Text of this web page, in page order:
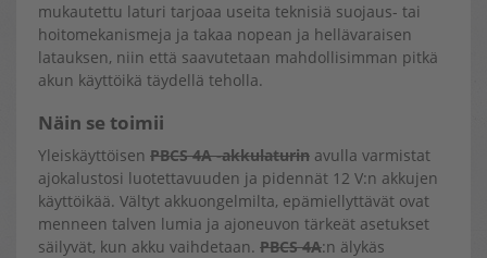
mukautettu laturi tarjoaa useita teknisiä suojaus- tai
hoitomekanismeja ja takaa nopean ja hellävaraisen
latauksen, niin että saavutetaan mahdollisimman pitkä
akun käyttöikä täydellä teholla.
Näin se toimii
Yleiskäyttöisen PBCS 4A -akkulaturin avulla varmistat
ajokalustosi luotettavuuden ja pidennät 12 V:n akkujen
käyttöikää. Vältyt akkuongelmilta, epämiellyttävät ovat
menneen talven lumia ja ajoneuvon tärkeät asetukset
säilyvät, kun akku vaihdetaan. PBCS 4A:n älykäs